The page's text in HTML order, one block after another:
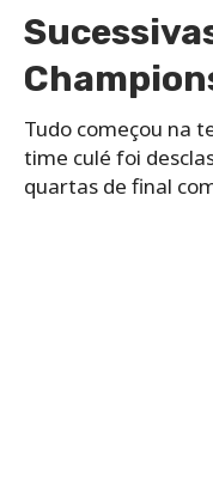
Tudo começou na
time culé foi
quartas de final